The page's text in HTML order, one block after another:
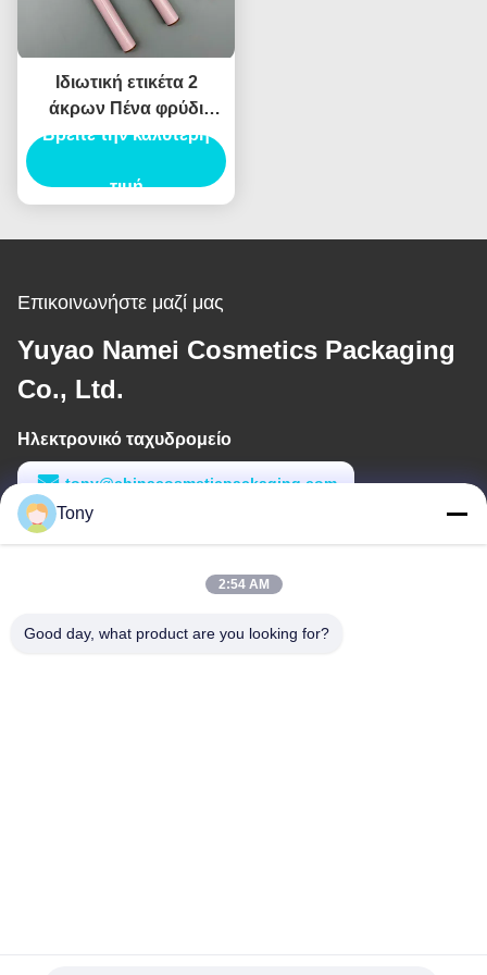
Ιδιωτική ετικέτα 2
άκρων Πένα φρύδι
Custom Tube Brow
Pomade Brow Pencil
Βρείτε την καλύτερη
τιμή
Επικοινωνήστε μαζί μας
Yuyao Namei Cosmetics Packaging
Co., Ltd.
Ηλεκτρονικό ταχυδρομείο
tony@chinacosmeticpackaging.com
Εργασιακό χρόνο
Tony
2:54 AM
Good day, what product are you looking for?